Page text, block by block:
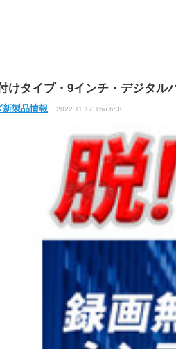
けタイプ・9インチ・デジタル
新製品情報 2022.11.17 Thu 6:30